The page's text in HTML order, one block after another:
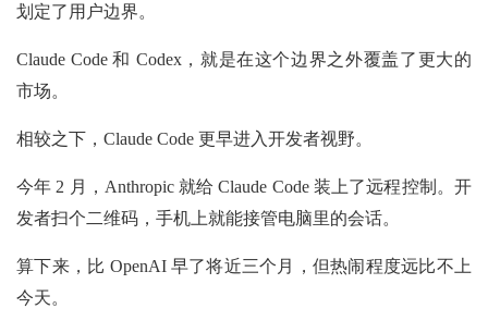
划定了用户边界。
Claude Code 和 Codex，就是在这个边界之外覆盖了更大的
市场。
相较之下，Claude Code 更早进入开发者视野。
今年 2 月，Anthropic 就给 Claude Code 装上了远程控制。开
发者扫个二维码，手机上就能接管电脑里的会话。
算下来，比 OpenAI 早了将近三个月，但热闹程度远比不上
今天。